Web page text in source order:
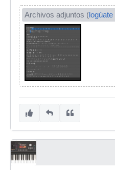
Archivos adjuntos (logúate